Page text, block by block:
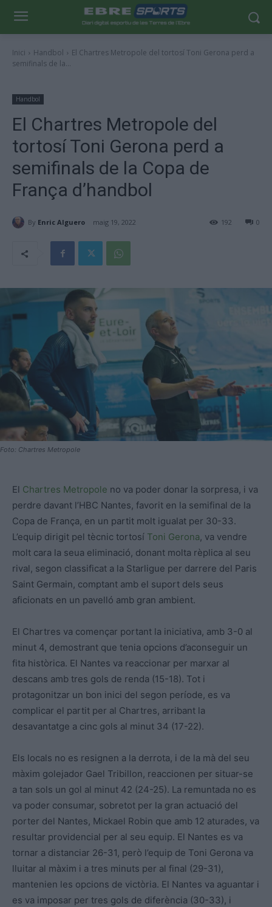
Inici Handbol
El Chartres Metropole del tortosí Toni Gerona perd a
semifinals de la...
Handbol
El Chartres Metropole del
tortosí Toni Gerona perd a
semifinals de la Copa de
França d’handbol
By Enric Alguero maig 19, 2022 0
192
Foto: Chartres Metropole
El Chartres Metropole no va poder donar la sorpresa, i va
perdre davant l’HBC Nantes, favorit en la semifinal de la
Copa de França, en un partit molt igualat per 30-33.
L’equip dirigit pel tècnic tortosí Toni Gerona, va vendre
molt cara la seua eliminació, donant molta rèplica al seu
rival, segon classificat a la Starligue per darrere del Paris
Saint Germain, comptant amb el suport dels seus
aficionats en un pavelló amb gran ambient.
El Chartres va començar portant la iniciativa, amb 3-0 al
minut 4, demostrant que tenia opcions d’aconseguir un
fita històrica. El Nantes va reaccionar per marxar al
descans amb tres gols de renda (15-18). Tot i
protagonitzar un bon inici del segon període, es va
complicar el partit per al Chartres, arribant la
desavantatge a cinc gols al minut 34 (17-22).
Els locals no es resignen a la derrota, i de la mà del seu
màxim golejador Gael Tribillon, reaccionen per situar-se
a tan sols un gol al minut 42 (24-25). La remuntada no es
va poder consumar, sobretot per la gran actuació del
porter del Nantes, Mickael Robin que amb 12 aturades, va
resultar providencial per al seu equip. El Nantes es va
tornar a distanciar 26-31, però l’equip de Toni Gerona va
lluitar al màxim i a tres minuts per al final (29-31),
mantenien les opcions de victòria. El Nantes va aguantar i
es va imposar per tres gols de diferència (30-33), i